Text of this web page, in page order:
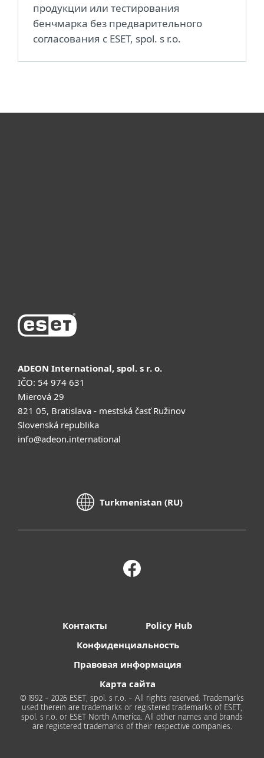
продукции или тестирования
бенчмарка без предварительного
согласования с ESET, spol. s r.o.
ADEON International, spol. s r. o.
IČO: 54 974 631
Mierová 29
821 05, Bratislava - mestská časť Ružinov
Slovenská republika
info@adeon.international
Turkmenistan (RU)
Контакты
Policy Hub
Конфиденциальность
Правовая информация
Карта сайта
© 1992 - 2026 ESET, spol. s r.o. - All rights reserved. Trademarks
used therein are trademarks or registered trademarks of ESET,
spol. s r.o. or ESET North America. All other names and brands
are registered trademarks of their respective companies.